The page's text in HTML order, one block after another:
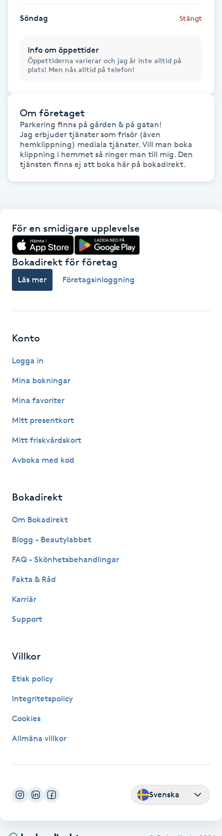
Gelenaglar
Gellack
Gravidyoga
Gruppträning
Hatha Yoga
Headspa
Healing
Herrklippning
HIFU
Hollywood Peel
Hot Stone Massage
Hot yoga
Hyaluronsyra
Hyperhidros
Hårborttagning
Hårförlängning
Hårvård
Idrottsmassage
Söndag Stängt
Info om öppettider
Öppettiderna varierar och jag är inte alltid på
plats! Men nås alltid på telefon!
Om företaget
Parkering finns på gården & på gatan!
Jag erbjuder tjänster som frisör (även
hemklippning) mediala tjänster. Vill man boka
klippning i hemmet så ringer man till mig. Den
tjänsten finns ej att boka här på bokadirekt.
För en smidigare upplevelse
Bokadirekt för företag
Läs mer Företagsinloggning
Konto
Logga in
Mina bokningar
Mina favoriter
Mitt presentkort
Mitt friskvårdskort
Avboka med kod
Bokadirekt
Om Bokadirekt
Blogg - Beautylabbet
FAQ - Skönhetsbehandlingar
Fakta & Råd
Karriär
Support
Villkor
Etisk policy
Integritetspolicy
Cookies
Allmäna villkor
Svenska